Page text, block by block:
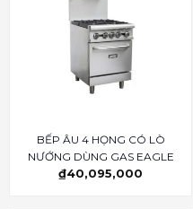
BẾP ÂU 4 HỌNG CÓ LÒ
NƯỚNG DÙNG GAS EAGLE
₫40,095,000